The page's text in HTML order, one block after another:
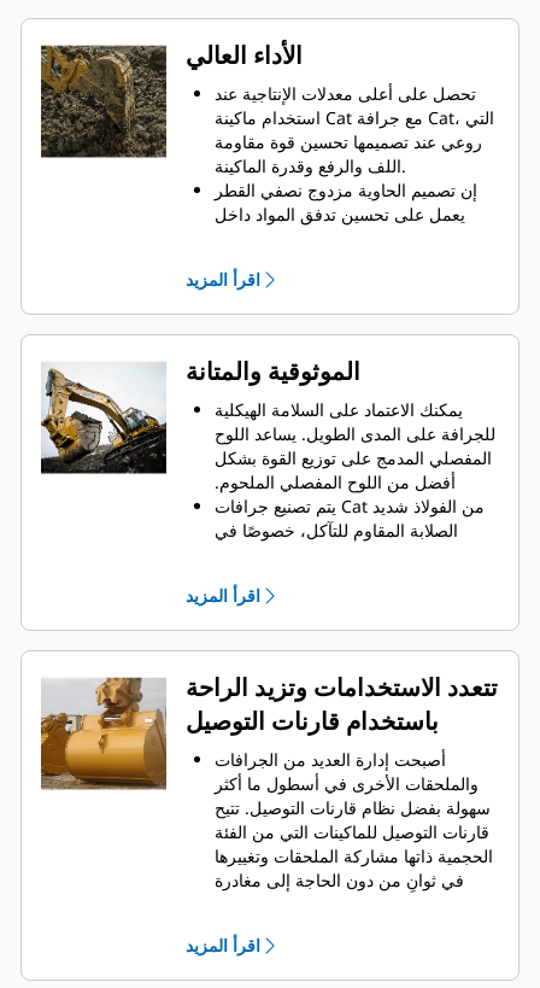
الأداء العالي
تحصل على أعلى معدلات الإنتاجية عند
استخدام ماكينة Cat مع جرافة Cat، التي
روعي عند تصميمها تحسين قوة مقاومة
اللف والرفع وقدرة الماكينة.
إن تصميم الحاوية مزدوج نصفي القطر
يعمل على تحسين تدفق المواد داخل
عدم سحب الجزء السفلي من الجرافة،
يزيد استهلاك الوقود إلى الحد الأقصى
أثناء الحفر. تم تصميم جرافات Cat بحيث
تخترق المواد بمنتهى السرعة لتحسين
تحميل كمية أكبر من المواد في أقل وقت
ممكن. يساعد شكل الجرافة والقضبان
الجانبية على الاحتفاظ بمعظم المواد في
الجرافة لكل حمولة.
اقرأ المزيد
الموثوقية والمتانة
يمكنك الاعتماد على السلامة الهيكلية
للجرافة على المدى الطويل. ‏‫يساعد اللوح
المفصلي المدمج على توزيع القوة بشكل
أفضل من اللوح المفصلي الملحوم.
يتم تصنيع جرافات Cat من الفولاذ شديد
الصلابة المقاوم للتآكل، خصوصًا في
يمكنك حماية أهم المناطق التي تتعرض
للتآكل المفرط في الجرافة باستخدام
أدوات التعشيق الأرضية (GET) من Cat .
‏‫تحافظ واقيات القضبان الجانبية والقواطع
الجانبية على أجزاء الجرافة التي تحتك
بالمواد وتخترقها بأكبر قدر.
يمكنك خفض تكاليف الصيانة باختيار
أدوات التعشيق الأرضية (GET) المناسبة
لجرافتك وتطبيقاتك.
تتوفر خيارات متنوعة من أطراف
الجرافات بما يتناسب مع تطبيقاتك.‬ سواء
كنت بحاجة إلى تنظيف الأرض وتسويتها أو
الحفر في المواد الصلبة الكاشطة، ستجد
لدينا الطرف المناسب.
اقرأ المزيد
تتعدد الاستخدامات وتزيد الراحة
باستخدام قارنات التوصيل
أصبحت إدارة العديد من الجرافات
والملحقات الأخرى في أسطول ما أكثر
سهولة بفضل نظام قارنات التوصيل. ‏‫تتيح
قارنات التوصيل للماكينات التي من الفئة
الحجمية ذاتها مشاركة الملحقات وتغييرها
في ثوانٍ من دون الحاجة إلى مغادرة
كما أن الجرافات التي يمكن تثبيتها
مباشرة بالماكينة بمسامير تتوافق مع
قارنات التوصيل ذات مسمار الإمساك من
اقرأ المزيد